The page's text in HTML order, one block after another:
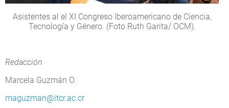
Asistentes al el XI Congreso Iberoamericano de Ciencia,
Tecnología y Género. (Foto Ruth Garita/ OCM).
Redacción
Marcela Guzmán O.
maguzman@itcr.ac.cr